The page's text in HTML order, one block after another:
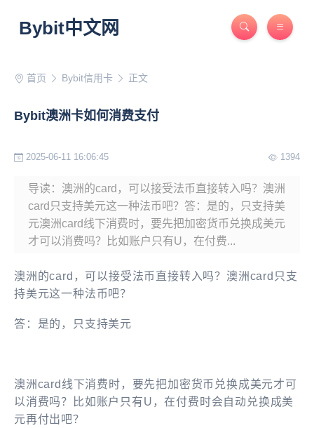
Bybit中文网
首页 Bybit信用卡 正文
Bybit澳洲卡如何消费支付
2025-06-11 16:06:45 1394
导读：澳洲的card，可以接受法币直接转入吗？澳洲
card只支持美元这一种法币吧？答：是的，只支持美
元澳洲card线下消费时，要先把加密货币兑换成美元
才可以消费吗？比如账户只有U，在付费...
澳洲的card，可以接受法币直接转入吗？澳洲card只支
持美元这一种法币吧？
答：是的，只支持美元
澳洲card 线下消费时，要先把加密货币兑换成美元才可
以消费吗？比如账户只有U，在付费时会自动兑换成美
元再付出吧？